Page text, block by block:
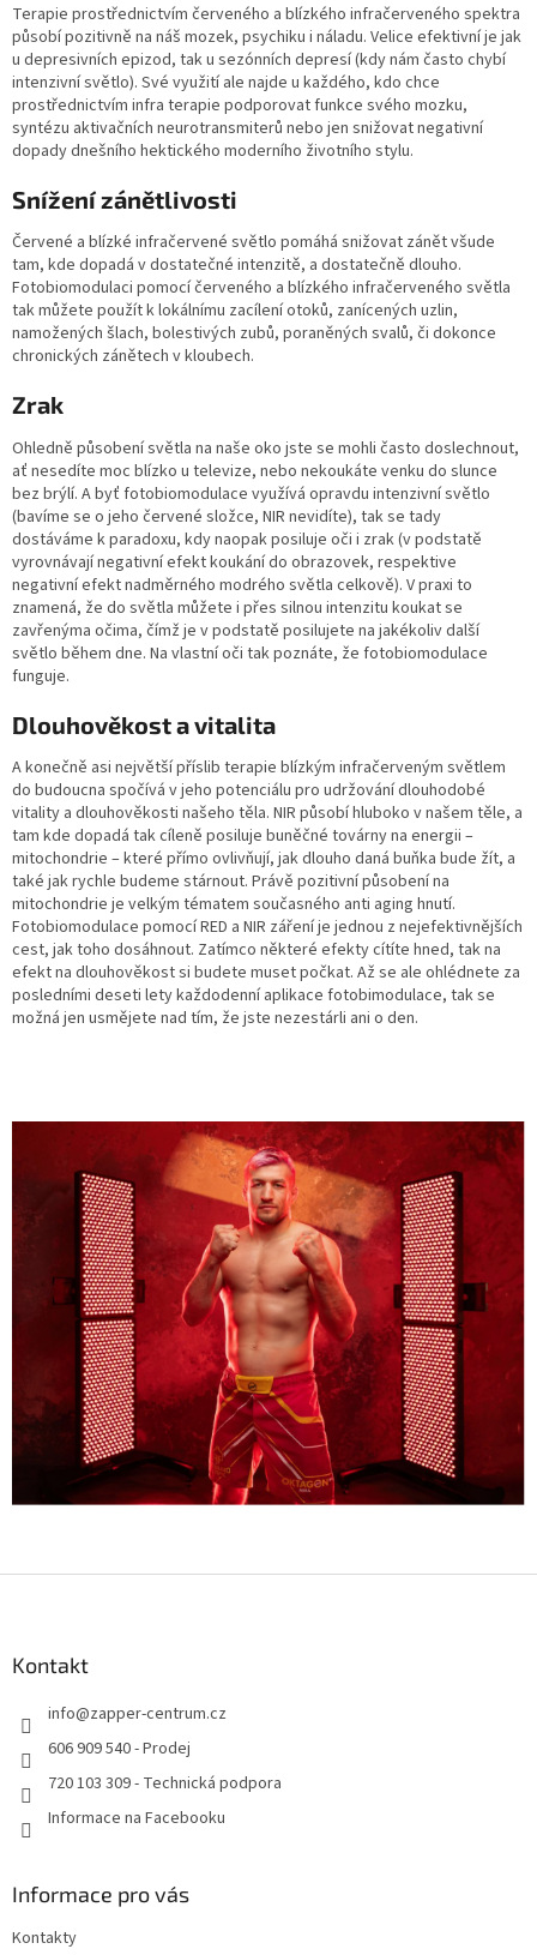
Terapie prostřednictvím červeného a blízkého infračerveného spektra
působí pozitivně na náš mozek, psychiku i náladu. Velice efektivní je jak
u depresivních epizod, tak u sezónních depresí (kdy nám často chybí
intenzivní světlo). Své využití ale najde u každého, kdo chce
prostřednictvím infra terapie podporovat funkce svého mozku,
syntézu aktivačních neurotransmiterů nebo jen snižovat negativní
dopady dnešního hektického moderního životního stylu.
Snížení zánětlivosti
Červené a blízké infračervené světlo pomáhá snižovat zánět všude
tam, kde dopadá v dostatečné intenzitě, a dostatečně dlouho.
Fotobiomodulaci pomocí červeného a blízkého infračerveného světla
tak můžete použít k lokálnímu zacílení otoků, zanícených uzlin,
namožených šlach, bolestivých zubů, poraněných svalů, či dokonce
chronických zánětech v kloubech.
Zrak
Ohledně působení světla na naše oko jste se mohli často doslechnout,
ať nesedíte moc blízko u televize, nebo nekoukáte venku do slunce
bez brýlí. A byť fotobiomodulace využívá opravdu intenzivní světlo
(bavíme se o jeho červené složce, NIR nevidíte), tak se tady
dostáváme k paradoxu, kdy naopak posiluje oči i zrak (v podstatě
vyrovnávají negativní efekt koukání do obrazovek, respektive
negativní efekt nadměrného modrého světla celkově). V praxi to
znamená, že do světla můžete i přes silnou intenzitu koukat se
zavřenýma očima, čímž je v podstatě posilujete na jakékoliv další
světlo během dne. Na vlastní oči tak poznáte, že fotobiomodulace
funguje.
Dlouhověkost a vitalita
A konečně asi největší příslib terapie blízkým infračerveným světlem
do budoucna spočívá v jeho potenciálu pro udržování dlouhodobé
vitality a dlouhověkosti našeho těla. NIR působí hluboko v našem těle, a
tam kde dopadá tak cíleně posiluje buněčné továrny na energii –
mitochondrie – které přímo ovlivňují, jak dlouho daná buňka bude žít, a
také jak rychle budeme stárnout. Právě pozitivní působení na
mitochondrie je velkým tématem současného anti aging hnutí.
Fotobiomodulace pomocí RED a NIR záření je jednou z nejefektivnějších
cest, jak toho dosáhnout. Zatímco některé efekty cítíte hned, tak na
efekt na dlouhověkost si budete muset počkat. Až se ale ohlédnete za
posledními deseti lety každodenní aplikace fotobimodulace, tak se
možná jen usmějete nad tím, že jste nezestárli ani o den.
Kontakt
info@zapper-centrum.cz
606 909 540 - Prodej
720 103 309 - Technická podpora
Informace na Facebooku
Informace pro vás
Kontakty